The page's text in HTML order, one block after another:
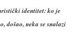
identitet: ko je
došao, neka se snalazi